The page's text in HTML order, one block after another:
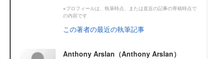
※プロフィールは、執筆時点、または直近の記事の寄稿時点で
の内容です
この著者の最近の執筆記事
Anthony Arslan（Anthony Arslan）